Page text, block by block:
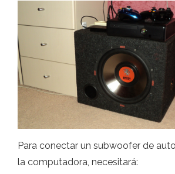
Para conectar un subwoofer de
la computadora, necesitará: